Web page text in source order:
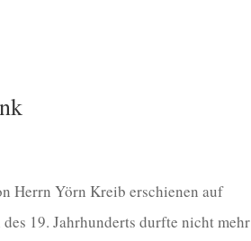
Herrn Yörn Kreib erschienen auf
19. Jahrhunderts durfte nicht mehr